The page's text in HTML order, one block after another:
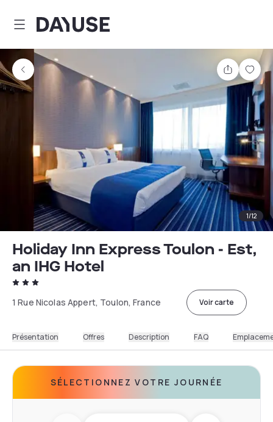
Dayuse
Partager
1/12
Holiday Inn Express Toulon - Est,
an IHG Hotel
1 Rue Nicolas Appert, Toulon, France Voir carte
Présentation Offres Description FAQ
SÉLECTIONNEZ VOTRE JOURNÉE